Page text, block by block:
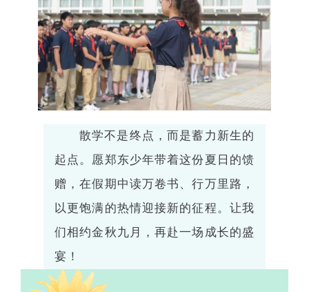
散学不是终点，而是蓄力新生的
起点。愿郑东少年带着这份夏日的馈
赠，在假期中读万卷书、行万里路，
以更饱满的热情迎接新的征程。让我
们相约金秋九月，再赴一场成长的盛
宴！